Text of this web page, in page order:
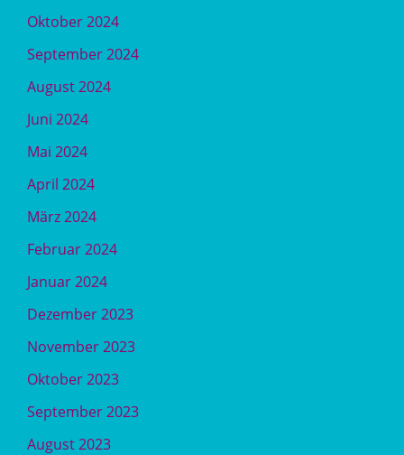
Oktober 2024
September 2024
August 2024
Juni 2024
Mai 2024
April 2024
März 2024
Februar 2024
Januar 2024
Dezember 2023
November 2023
Oktober 2023
September 2023
August 2023